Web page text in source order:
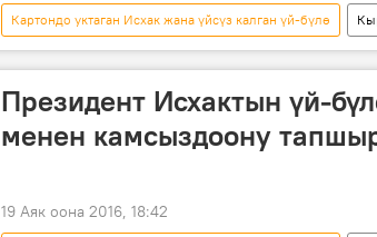
Картондо уктаган Исхак жана үйсүз калган үй-бүлө
Ош
бала министр картон
Президент Исхактын үй-
менен камсыздоону
19 Аяк оона 2016, 18:42